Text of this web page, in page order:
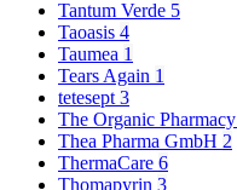
Tantum Verde 5
Taoasis 4
Taumea 1
Tears Again 1
tetesept 3
The Organic Pharmacy
Thea Pharma GmbH 2
ThermaCare 6
Thomapyrin 3